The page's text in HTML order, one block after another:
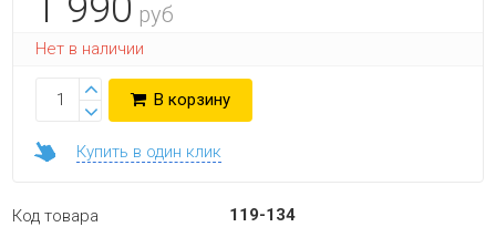
руб
Нет в наличии
В корзину
Купить в один клик
Код товара
119-134